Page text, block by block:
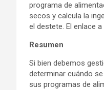
programa de
secos y calcula la
el destete. El enlace
Resumen
Si bien debemos
determinar cuándo
sus programas de